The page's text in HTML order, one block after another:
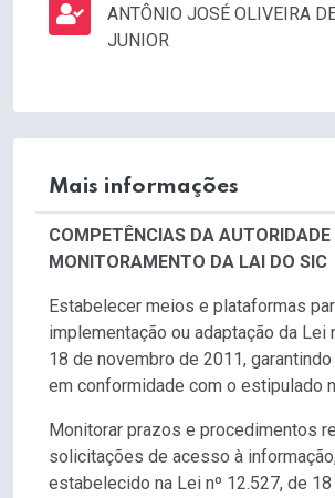
ANTÔNIO JOSÉ OLIVEIRA
JUNIOR
Mais informações
COMPETÊNCIAS DA AUTORIDADE
MONITORAMENTO DA LAI DO SIC
Estabelecer meios e plataformas
implementação ou adaptação da Lei
18 de novembro de 2011,
em conformidade com o estipulado
Monitorar prazos e procedimentos
solicitações de acesso à
estabelecido na Lei nº 12.527, de